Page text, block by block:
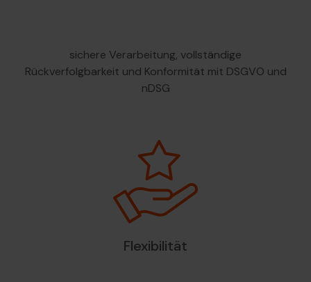
sichere Verarbeitung, vollständige
Rückverfolgbarkeit und Konformität mit DSGVO und
nDSG
Flexibilität